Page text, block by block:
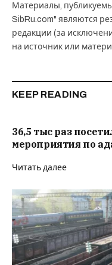
Материалы,
SibRu.com" являются
редакции (за
на источник или
KEEP READING
36,5 тыс раз
мероприятия по
Читать далее